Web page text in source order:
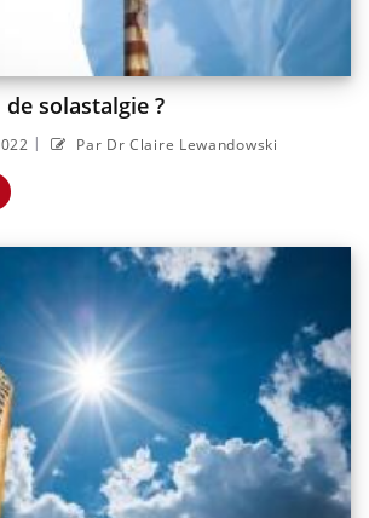
solastalgie ?
| Par Dr Claire Lewandowski